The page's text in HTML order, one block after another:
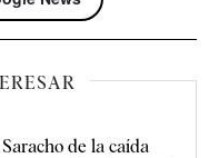
de la caída